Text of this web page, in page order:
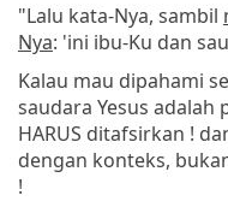
"Lalu kata-Nya, sambil
Nya: 'ini ibu-Ku dan
Kalau mau dipahami
saudara Yesus adalah
HARUS ditafsirkan !
dengan konteks,
!